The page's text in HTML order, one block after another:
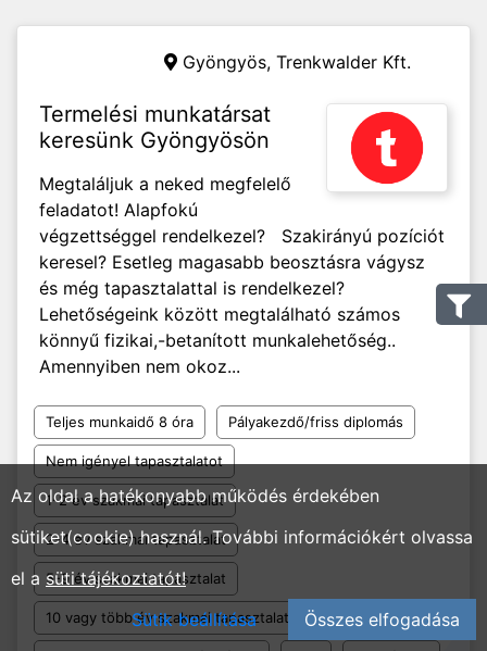
Gyöngyös, Trenkwalder Kft.
Termelési munkatársat
keresünk Gyöngyösön
Megtaláljuk a neked megfelelő
feladatot! Alapfokú
végzettséggel rendelkezel? Szakirányú pozíciót
keresel? Esetleg magasabb beosztásra vágysz
és még tapasztalattal is rendelkezel?
Lehetőségeink között megtalálható számos
könnyű fizikai,-betanított munkalehetőség..
Amennyiben nem okoz...
Teljes munkaidő 8 óra Pályakezdő/friss diplomás
Nem igényel tapasztalatot
1-2 év szakmai tapasztalat
2-4 év szakmai tapasztalat
5-9 év szakmai tapasztalat
10 vagy több év szakmai tapasztalat Általános iskola
Az oldal a hatékonyabb működés érdekében
sütiket(cookie) használ. További információkért olvassa
el a süti tájékoztatót!
Sütik beállítása
Összes elfogadása